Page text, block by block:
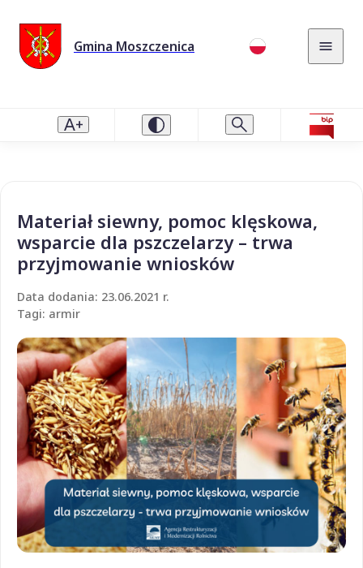
Gmina Moszczenica
Materiał siewny, pomoc klęskowa,
wsparcie dla pszczelarzy – trwa
przyjmowanie wniosków
Data dodania: 23.06.2021 r.
Tagi: armir